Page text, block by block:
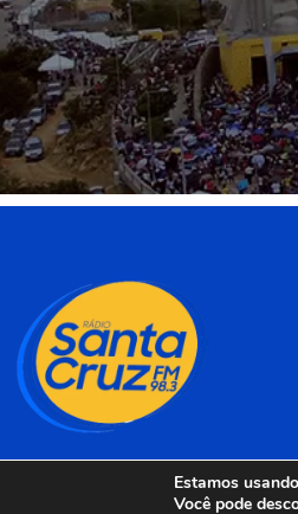
Estamos
Você pode